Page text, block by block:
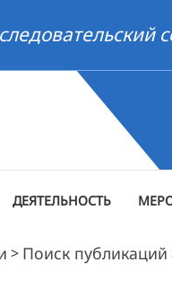
ДЕЯТЕЛЬНОСТЬ
> Поиск публикаций